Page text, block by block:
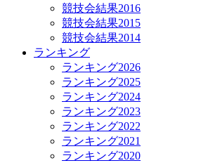
競技会結果2016
競技会結果2015
競技会結果2014
ランキング
ランキング2026
ランキング2025
ランキング2024
ランキング2023
ランキング2022
ランキング2021
ランキング2020